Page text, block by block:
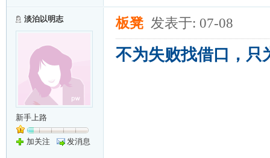
淡泊以明志
新手上路
加关注 发消息
板凳 发表于: 07-08
不为失败找借口，只